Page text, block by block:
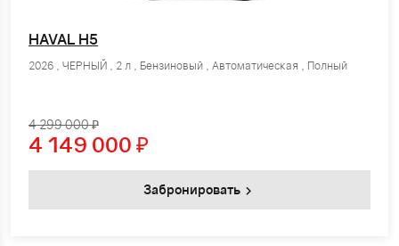
HAVAL H5
2026 , ЧЕРНЫЙ , 2 л , Бензиновый , Автоматическая , Полный
4 299 000 ₽
4 149 000 ₽
Забронировать